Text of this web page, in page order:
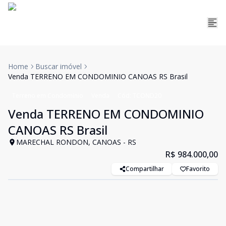
Home
Buscar imóvel
Venda TERRENO EM CONDOMINIO CANOAS RS Brasil
Venda TERRENO EM CONDOMINIO
CANOAS RS Brasil
MARECHAL RONDON, CANOAS - RS
R$ 984.000,00
Compartilhar Favorito